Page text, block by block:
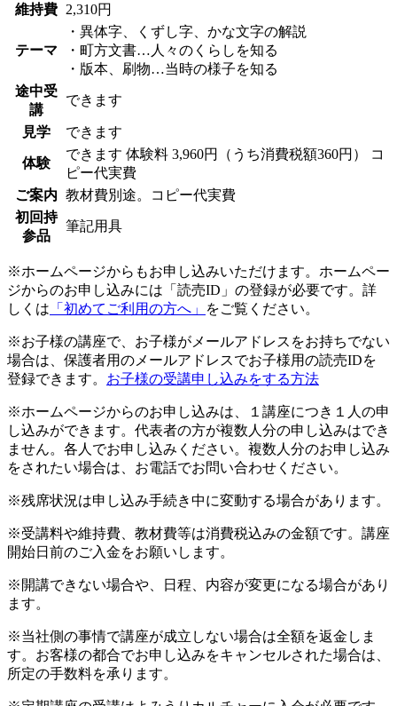
維持費
2,310円
テーマ
・異体字、くずし字、かな文字の解説
・町方文書…人々のくらしを知る
・版本、刷物…当時の様子を知る
途中受
講
できます
見学 できます
体験
できます 体験料 3,960円（うち消費税額360円）
コ
ピー代実費
ご案内 教材費別途。コピー代実費
初回持
参品
筆記用具
※ホームページからもお申し込みいただけます。ホームペー
ジからのお申し込みには「読売ID」の登録が必要です。詳
しくは 「初めてご利用の方へ」 をご覧ください。
※お子様の講座で、お子様がメールアドレスをお持ちでない
場合は、保護者用のメールアドレスでお子様用の読売IDを
登録できます。 お子様の受講申し込みをする方法
※ホームページからのお申し込みは、１講座につき１人の申
し込みができます。代表者の方が複数人分の申し込みはでき
ません。各人でお申し込みください。複数人分のお申し込み
をされたい場合は、お電話でお問い合わせください。
※残席状況は申し込み手続き中に変動する場合があります。
※受講料や維持費、教材費等は消費税込みの金額です。講座
開始日前のご入金をお願いします。
※開講できない場合や、日程、内容が変更になる場合があり
ます。
※当社側の事情で講座が成立しない場合は全額を返金しま
す。お客様の都合でお申し込みをキャンセルされた場合は、
所定の手数料を承ります。